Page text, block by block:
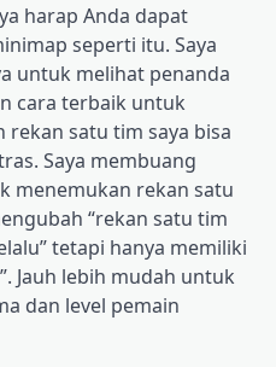
harap Anda dapat
seperti itu. Saya
untuk melihat penanda
cara terbaik untuk
rekan satu tim saya bisa
Saya membuang
menemukan rekan satu
“rekan satu tim
tetapi hanya memiliki
Jauh lebih mudah untuk
dan level pemain